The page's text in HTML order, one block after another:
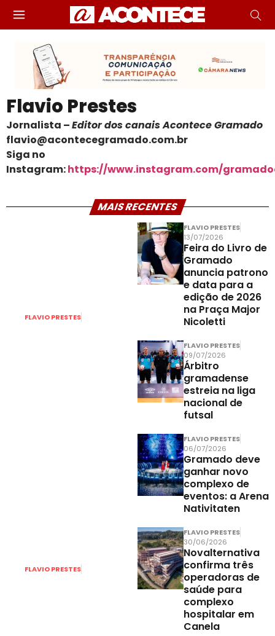
Flavio Prestes
Jornalista –Editor dos canais Acontece Gramado
flavio@acontecegramado.com.br
Siga no
Instagram:https://www.instagram.com/
MAIS RECENTES
FLAVIO PRESTES
FLAVIO PRESTES
FLAVIO PRESTES
13/07/2026
Feira do Livro de
Gramado
anuncia patrono
e data para a
edição de 2026
na Praça Major
Nicoletti
FLAVIO PRESTES
09/07/2026
Árbitro
gramadense
estreia na liga
nacional de
futsal
FLAVIO PRESTES
06/07/2026
Gramado deve
ganhar novo
complexo de
eventos: a Arena
Nativitaten
FLAVIO PRESTES
30/06/2026
Novalternativa
confirma três
operadoras de
saúde para
complexo
hospitalar em
Canela